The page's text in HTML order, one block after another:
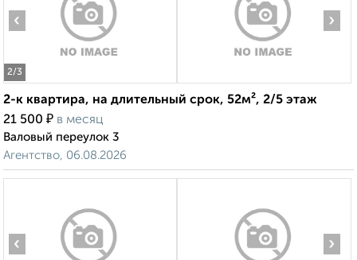
2/3
‹ ›
2-к квартира, на длительный срок, 52м², 2/5 этаж
21 500 ₽ в месяц
Валовый переулок 3
Агентство, 06.08.2026
‹ ›